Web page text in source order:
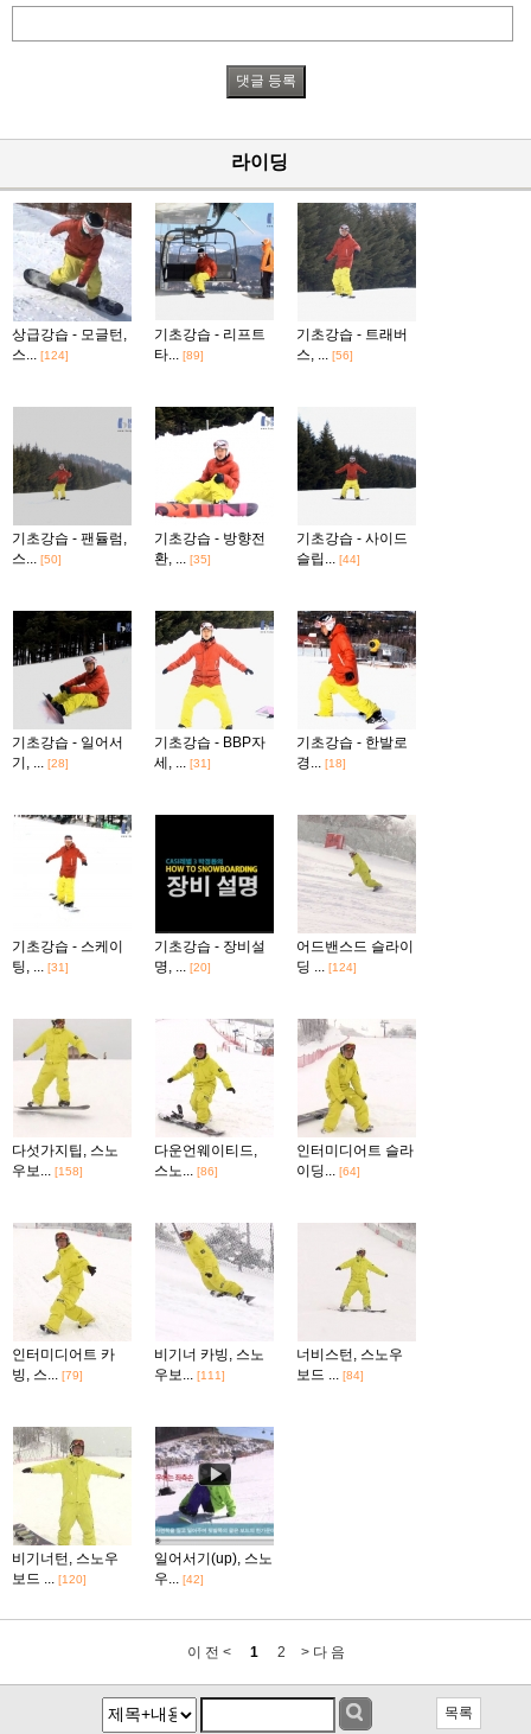
라이딩
상급강습 - 모글턴,
스... [124]
기초강습 - 리프트
타... [89]
기초강습 - 트래버
스, ... [56]
기초강습 - 팬듈럼,
스... [50]
기초강습 - 방향전
환, ... [35]
기초강습 - 사이드
슬립... [44]
기초강습 - 일어서
기, ... [28]
기초강습 - BBP자
세, ... [31]
기초강습 - 한발로
경... [18]
기초강습 - 스케이
팅, ... [31]
기초강습 - 장비설
명, ... [20]
어드밴스드 슬라이
딩 ... [124]
다섯가지팁, 스노
우보... [158]
다운언웨이티드,
스노... [86]
인터미디어트 슬라
이딩... [64]
인터미디어트 카
빙, 스... [79]
비기너 카빙, 스노
우보... [111]
너비스턴, 스노우
보드 ... [84]
비기너턴, 스노우
보드 ... [120]
일어서기(up), 스노
우... [42]
이 전 < 1 2 > 다 음
목록